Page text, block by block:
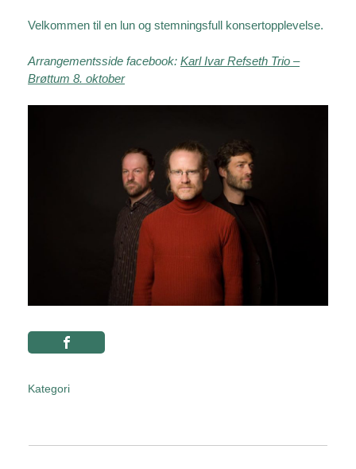
Velkommen til en lun og stemningsfull konsertopplevelse.
Arrangementsside facebook: Karl Ivar Refseth Trio –
Brøttum 8. oktober
Kategori